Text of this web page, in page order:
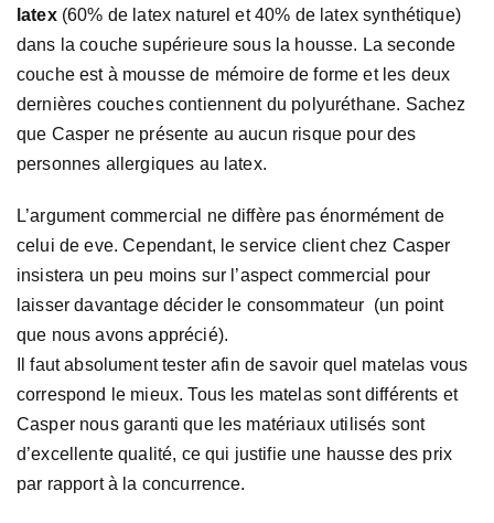
latex(60% de latex naturel et 40% de latex synthétique)
dans la couche supérieure sous la housse. La seconde
couche est à mousse de mémoire de forme et les deux
dernières couches contiennent du polyuréthane. Sachez
que Casper ne présente au aucun risque pour des
personnes allergiques au latex.
L’argument commercial ne diffère pas énormément de
celui de eve. Cependant, le service client chez Casper
insistera un peu moins sur l’aspect commercial pour
laisser davantage décider le consommateur (un point
que nous avons apprécié).
Il faut absolument tester afin de savoir quel matelas vous
correspond le mieux. Tous les matelas sont différents et
Casper nous garanti que les matériaux utilisés sont
d’excellente qualité, ce qui justifie une hausse des prix
par rapport à la concurrence.